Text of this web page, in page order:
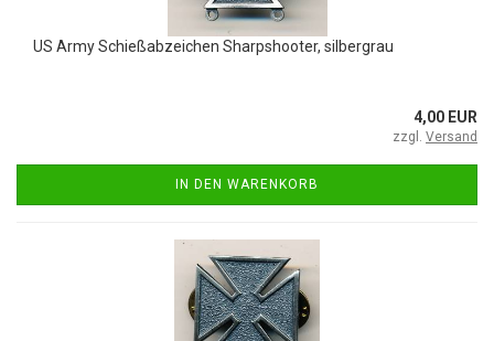
US Army Schießabzeichen Sharpshooter, silbergrau
4,00 EUR
zzgl. Versand
IN DEN WARENKORB